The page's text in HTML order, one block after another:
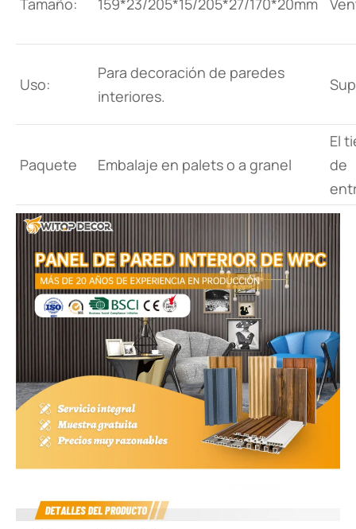
Tamaño: 159*23/205*15/205*27/170*20mm
Uso:
Para decoración de paredes
interiores.
Paquete Embalaje en palets o a granel
El
de